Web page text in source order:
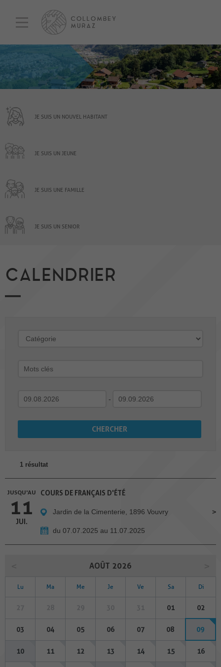
JE SUIS UN NOUVEL HABITANT
JE SUIS UN JEUNE
JE SUIS UNE FAMILLE
JE SUIS UN SENIOR
CALENDRIER
-
1 résultat
JUSQU'AU
11
JUI.
COURS DE FRANÇAIS D'ÉTÉ
Jardin de la Cimenterie, 1896 Vouvry
du 07.07.2025 au 11.07.2025
AOÛT 2026
Lu Ma Me Je Ve Sa Di
01 02
03 04 05 06 07 08 09
10 11 12 13 14 15 16